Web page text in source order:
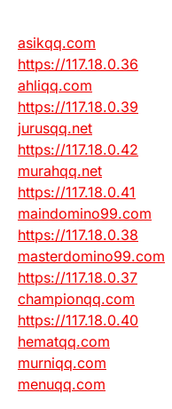
asikqq.com
https://117.18.0.36
ahliqq.com
https://117.18.0.39
jurusqq.net
https://117.18.0.42
murahqq.net
https://117.18.0.41
maindomino99.com
https://117.18.0.38
masterdomino99.com
https://117.18.0.37
championqq.com
https://117.18.0.40
hematqq.com
murniqq.com
menuqq.com